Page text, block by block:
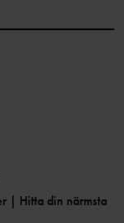
| Hitta din närmsta